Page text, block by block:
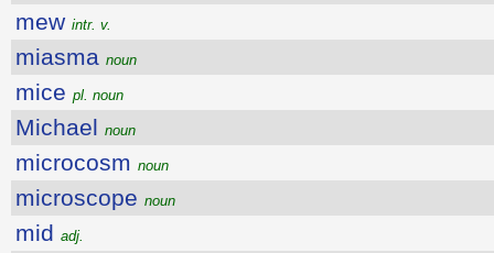
mew intr. v.
miasma noun
mice pl. noun
Michael noun
microcosm noun
microscope noun
mid adj.